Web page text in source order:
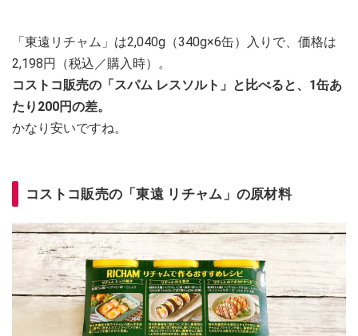
「東遠リチャム」は2,040g（340g×6缶）入りで、価格は
2,198円（税込／購入時）。
コストコ販売の「スパム レスソルト」と比べると、1缶あ
たり200円の差。
かなり安いですね。
コストコ販売の「東遠 リチャム」の原材料